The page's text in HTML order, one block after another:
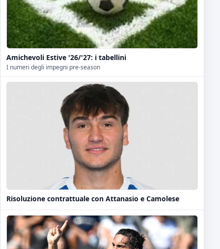
Amichevoli Estive '26/'27: i tabellini
I numeri degli impegni pre-season
Risoluzione contrattuale con Attanasio e Camolese